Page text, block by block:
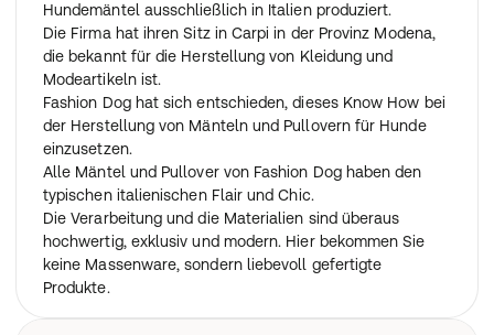
Hundemäntel ausschließlich in Italien produziert.
Die Firma hat ihren Sitz in Carpi in der Provinz Modena,
die bekannt für die Herstellung von Kleidung und
Modeartikeln ist.
Fashion Dog hat sich entschieden, dieses Know How bei
der Herstellung von Mänteln und Pullovern für Hunde
einzusetzen.
Alle Mäntel und Pullover von Fashion Dog haben den
typischen italienischen Flair und Chic.
Die Verarbeitung und die Materialien sind überaus
hochwertig, exklusiv und modern. Hier bekommen Sie
keine Massenware, sondern liebevoll gefertigte
Produkte.